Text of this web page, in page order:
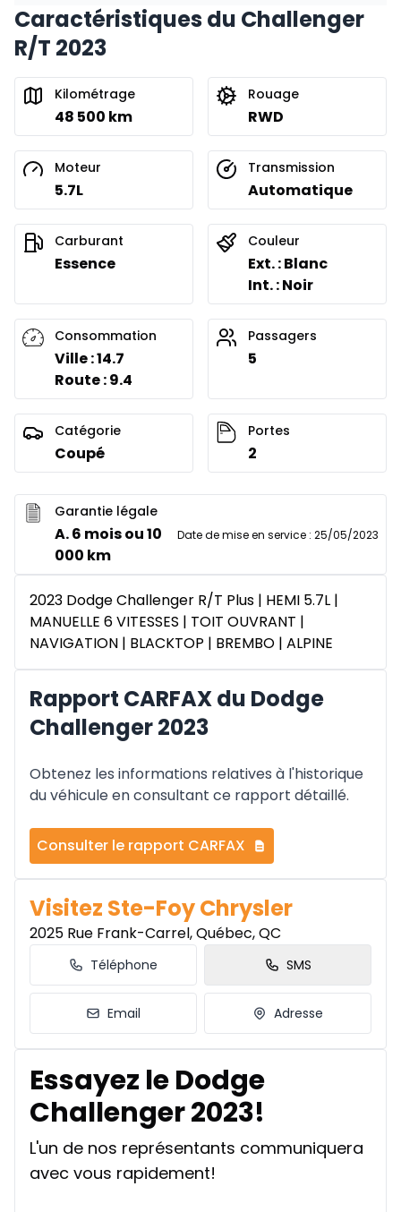
Financement sur 24 mois
Financement sur 24 mois
À partir de :
Caractéristiques du Challenger
R/T 2023
Kilométrage
48 500 km
Rouage
RWD
Moteur
5.7L
Transmission
Automatique
Carburant
Essence
Couleur
Ext. : Blanc
Int. : Noir
Consommation
Ville : 14.7
Route : 9.4
Passagers
5
Catégorie
Coupé
Portes
2
Garantie légale
A. 6 mois ou 10
000 km
Date de mise en service : 25/05/2023
2023 Dodge Challenger R/T Plus | HEMI 5.7L |
MANUELLE 6 VITESSES | TOIT OUVRANT |
NAVIGATION | BLACKTOP | BREMBO | ALPINE
Rapport CARFAX du Dodge
Challenger 2023
Obtenez les informations relatives à l'historique
du véhicule en consultant ce rapport détaillé.
Consulter le rapport CARFAX
Visitez Ste-Foy Chrysler
2025 Rue Frank-Carrel, Québec, QC
Téléphone SMS
Email Adresse
Essayez le Dodge
Challenger 2023!
L'un de nos représentants communiquera
avec vous rapidement!